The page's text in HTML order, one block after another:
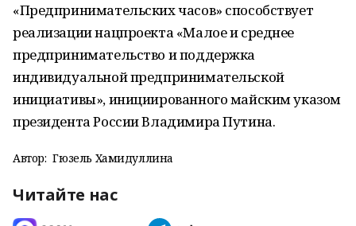
«Предпринимательских часов» способствует
реализации нацпроекта «Малое и среднее
предпринимательство и поддержка
индивидуальной предпринимательской
инициативы», инициированного майским указом
президента России Владимира Путина.
Автор: Гюзель Хамидуллина
Читайте нас